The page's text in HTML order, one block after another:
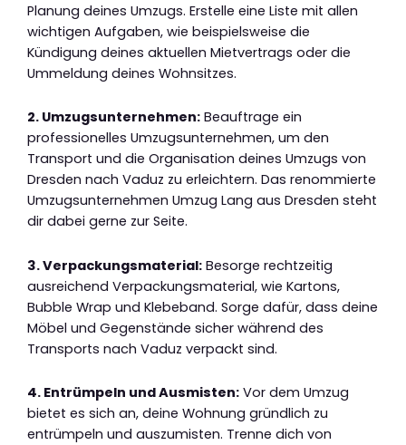
Planung deines Umzugs. Erstelle eine Liste mit allen
wichtigen Aufgaben, wie beispielsweise die
Kündigung deines aktuellen Mietvertrags oder die
Ummeldung deines Wohnsitzes.
2. Umzugsunternehmen: Beauftrage ein
professionelles Umzugsunternehmen, um den
Transport und die Organisation deines Umzugs von
Dresden nach Vaduz zu erleichtern. Das renommierte
Umzugsunternehmen Umzug Lang aus Dresden steht
dir dabei gerne zur Seite.
3. Verpackungsmaterial: Besorge rechtzeitig
ausreichend Verpackungsmaterial, wie Kartons,
Bubble Wrap und Klebeband. Sorge dafür, dass deine
Möbel und Gegenstände sicher während des
Transports nach Vaduz verpackt sind.
4. Entrümpeln und Ausmisten: Vor dem Umzug
bietet es sich an, deine Wohnung gründlich zu
entrümpeln und auszumisten. Trenne dich von